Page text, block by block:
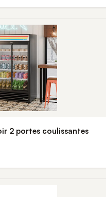
2 portes coulissantes